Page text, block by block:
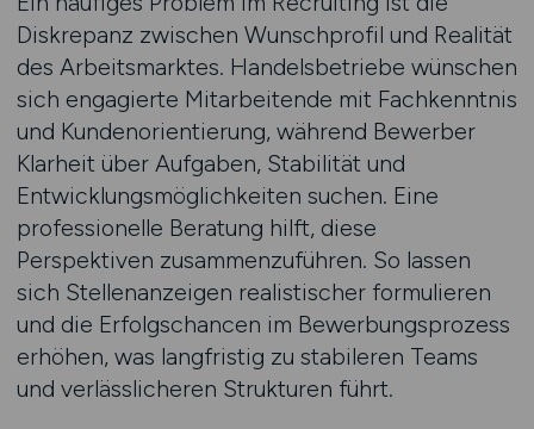
Diskrepanz zwischen Wunschprofil und Realität
des Arbeitsmarktes. Handelsbetriebe wünschen
sich engagierte Mitarbeitende mit Fachkenntnis
und Kundenorientierung, während Bewerber
Klarheit über Aufgaben, Stabilität und
Entwicklungsmöglichkeiten suchen. Eine
professionelle Beratung hilft, diese
Perspektiven zusammenzuführen. So lassen
sich Stellenanzeigen realistischer formulieren
und die Erfolgschancen im Bewerbungsprozess
erhöhen, was langfristig zu stabileren Teams
und verlässlicheren Strukturen führt.